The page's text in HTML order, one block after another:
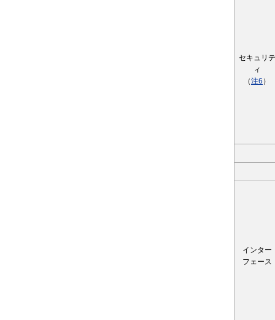
セキュリテ
ィ
（注6 ）
インター
フェース